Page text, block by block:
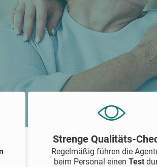
Strenge Qualitäts-
Regelmäßig führen die
beim Personal einenTest